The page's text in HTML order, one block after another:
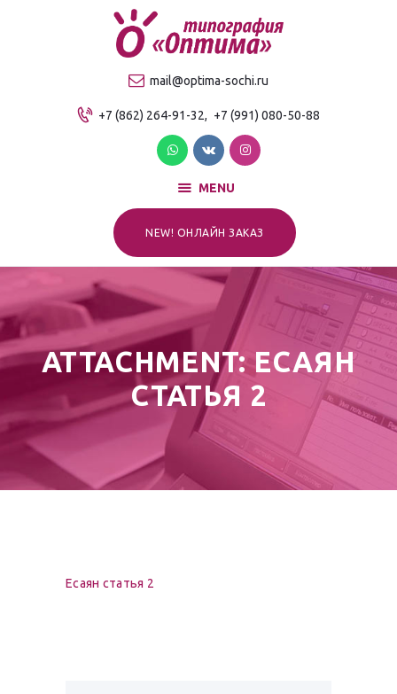
mail@optima-sochi.ru
+7 (862) 264-91-32, +7 (991) 080-50-88
MENU
NEW! ОНЛАЙН ЗАКАЗ
ATTACHMENT: ЕСАЯН
СТАТЬЯ 2
Качественная типография в Сочи
О компании
Продукция
Услуги
Прайс-лист
Для клиентов
Есаян статья 2